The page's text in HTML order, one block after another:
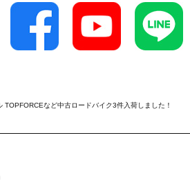
TOPFORCEなど中古ロードバイク3件入荷しました！